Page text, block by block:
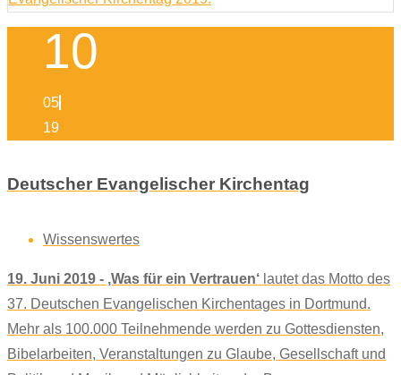
10
05
19
Deutscher Evangelischer Kirchentag
Wissenswertes
19. Juni 2019 - ‚Was für ein Vertrauen‘ lautet das Motto des
37. Deutschen Evangelischen Kirchentages in Dortmund.
Mehr als 100.000 Teilnehmende werden zu Gottesdiensten,
Bibelarbeiten, Veranstaltungen zu Glaube, Gesellschaft und